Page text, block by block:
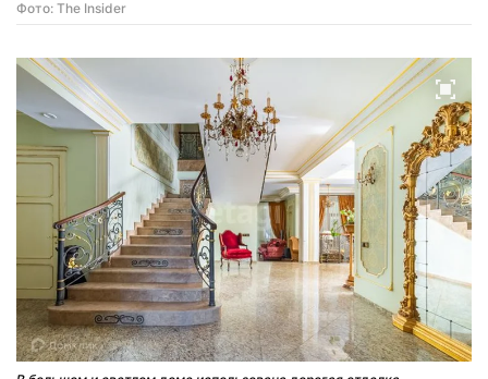
Фото: The Insider